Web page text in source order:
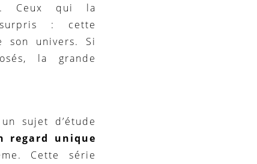
. Ceux qui la
surpris : cette
son univers. Si
la grande
sujet d’étude
regard unique
Cette série